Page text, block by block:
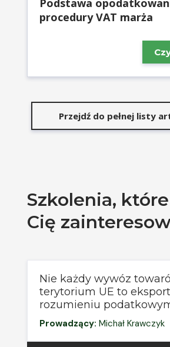
Podstawa
procedury VAT marża
Przejdź do pełnej listy
Szkolenia,
Cię
Nie każdy wywóz
terytorium UE to
rozumieniu
Prowadzący: Michał Krawczyk